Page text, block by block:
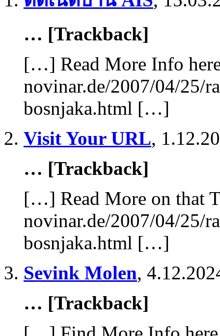
… [Trackback]
[…] Read More Info
novinar.de/2007/04/25/
bosnjaka.html […]
Visit Your URL,
… [Trackback]
[…] Read More on that
novinar.de/2007/04/25/
bosnjaka.html […]
Sevink Molen,
… [Trackback]